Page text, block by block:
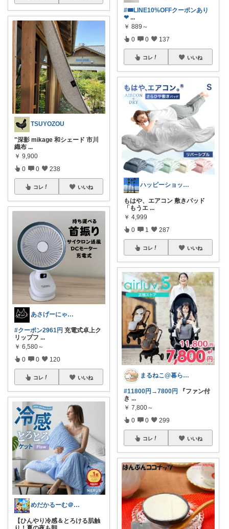
TSUYOZOU
"深影 mikage 和シェード 市川
織布 ...
￥ 9,900
0 0 238
コレ いいね
あさげーにゃ🐈‍⬛✨
#クーポン2961円 充電式卓上ク
リップフ ...
￥ 6,580～
0 0 120
コレ いいね
めだかるーむ＠ありがとうございます。
【ひんやり冷感＆とろける肌触
#🎟LINE10%OFFクーポンあり
❤︎ ...
￥ 889～
0 0 137
コレ いいね
ハッピーショッパー77
もはや、エアコン 敷きパッド
「もうエ ...
￥ 4,999
0 1 287
コレ いいね
まるねこ@暮らしと子育て🐈️🌸
#11800円→7800円
『ファン付
き ...
￥ 7,800～
0 0 299
コレ いいね